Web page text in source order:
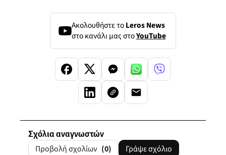
Ακολουθήστε τοLeros News
στο κανάλι μας στοYouTube
Σχόλια αναγνωστών
Προβολή σχολίων (0) Γράψε σχόλιο